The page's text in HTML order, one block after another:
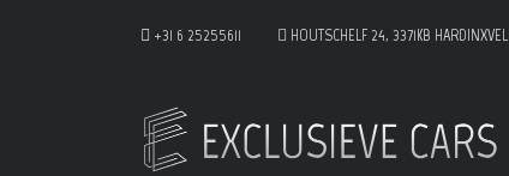
HOUTSCHELF 24, 3371KB
+31 6 25255611